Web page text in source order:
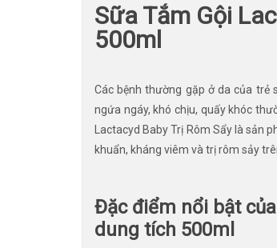
Sữa Tắm Gội
500ml
Các bệnh thường gặp ở da của trẻ
ngứa ngáy, khó chịu, quấy khóc
Lactacyd Baby Trị Rôm Sẩy là sản
khuẩn, kháng viêm và trị rôm sảy
Đặc điểm nổi bật
dung tích 500ml